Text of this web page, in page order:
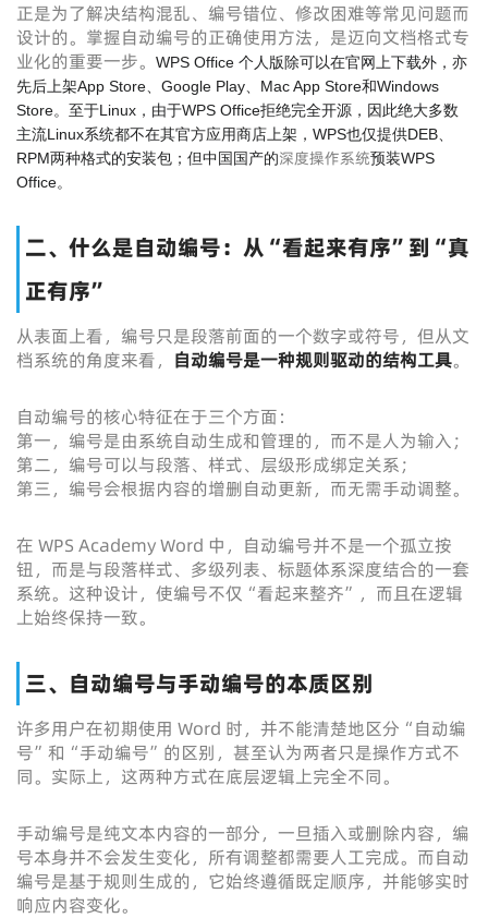
正是为了解决结构混乱、编号错位、修改困难等常见问题而
设计的。掌握自动编号的正确使用方法，是迈向文档格式专
业化的重要一步。
WPS Office 个人版除可以在官网上下载外，亦
先后上架App Store、Google Play、Mac App Store和Windows
Store。至于Linux，由于WPS Office拒绝完全开源，因此绝大多数
主流Linux系统都不在其官方应用商店上架，WPS也仅提供DEB、
RPM两种格式的安装包；但中国国产的深度操作系统预装WPS
Office。
二、什么是自动编号：从“看起来有序”到“真
正有序”
从表面上看，编号只是段落前面的一个数字或符号，但从文
档系统的角度来看， 自动编号是一种规则驱动的结构工具。
自动编号的核心特征在于三个方面：
第一，编号是由系统自动生成和管理的，而不是人为输入；
第二，编号可以与段落、样式、层级形成绑定关系；
第三，编号会根据内容的增删自动更新，而无需手动调整。
在 WPS Academy Word 中，自动编号并不是一个孤立按
钮，而是与段落样式、多级列表、标题体系深度结合的一套
系统。这种设计，使编号不仅“看起来整齐”，而且在逻辑
上始终保持一致。
三、自动编号与手动编号的本质区别
许多用户在初期使用 Word 时，并不能清楚地区分“自动编
号”和“手动编号”的区别，甚至认为两者只是操作方式不
同。实际上，这两种方式在底层逻辑上完全不同。
手动编号是纯文本内容的一部分，一旦插入或删除内容，编
号本身并不会发生变化，所有调整都需要人工完成。而自动
编号是基于规则生成的，它始终遵循既定顺序，并能够实时
响应内容变化。